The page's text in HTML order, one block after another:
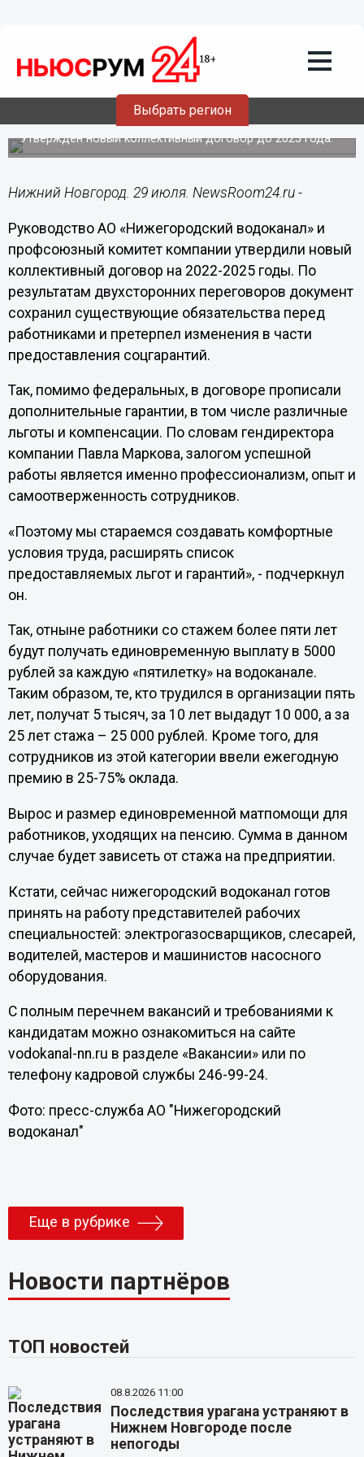
Выбрать регион
29.07.202217:31
Нижегородский водоканал повысил
выплаты для ряда сотрудников
Утвержден новый коллективный договор до 2025 года.
Нижний Новгород. 29 июля. NewsRoom24.ru -
Руководство АО «Нижегородский водоканал» и
профсоюзный комитет компании утвердили новый
коллективный договор на 2022-2025 годы. По
результатам двухсторонних переговоров документ
сохранил существующие обязательства перед
работниками и претерпел изменения в части
предоставления соцгарантий.
Так, помимо федеральных, в договоре прописали
дополнительные гарантии, в том числе различные
льготы и компенсации. По словам гендиректора
компании Павла Маркова, залогом успешной
работы является именно профессионализм, опыт и
самоотверженность сотрудников.
«Поэтому мы стараемся создавать комфортные
условия труда, расширять список
предоставляемых льгот и гарантий», - подчеркнул
он.
Так, отныне работники со стажем более пяти лет
будут получать единовременную выплату в 5000
рублей за каждую «пятилетку» на водоканале.
Таким образом, те, кто трудился в организации пять
лет, получат 5 тысяч, за 10 лет выдадут 10 000, а за
25 лет стажа – 25 000 рублей. Кроме того, для
сотрудников из этой категории ввели ежегодную
премию в 25-75% оклада.
Вырос и размер единовременной матпомощи для
работников, уходящих на пенсию. Сумма в данном
случае будет зависеть от стажа на предприятии.
Кстати, сейчас нижегородский водоканал готов
принять на работу представителей рабочих
специальностей: электрогазосварщиков, слесарей,
водителей, мастеров и машинистов насосного
оборудования.
С полным перечнем вакансий и требованиями к
кандидатам можно ознакомиться на сайте
vodokanal-nn.ru в разделе «Вакансии» или по
телефону кадровой службы 246-99-24.
Фото: пресс-служба АО "Нижегородский
водоканал"
Еще в рубрике
Новости партнёров
ТОП новостей
08.8.2026 11:00
Последствия урагана устраняют в
Нижнем Новгороде после
непогоды